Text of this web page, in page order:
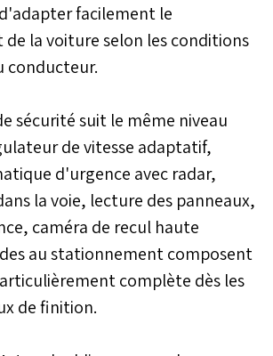
facilement le
la voiture selon les conditions
conducteur.
sécurité suit le même niveau
de vitesse adaptatif,
d'urgence avec radar,
la voie, lecture des panneaux,
caméra de recul haute
au stationnement composent
complète dès les
de finition.